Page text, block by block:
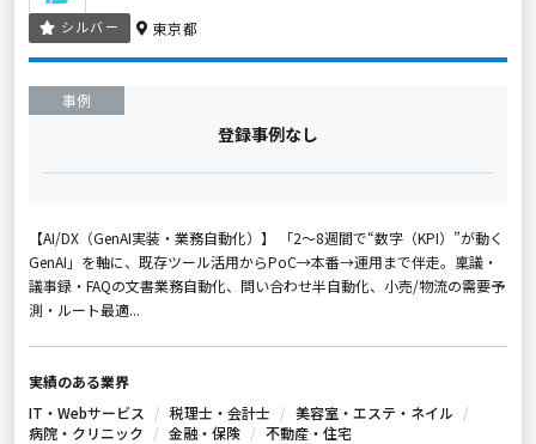
シルバー 東京都
事例
登録事例なし
【AI/DX（GenAI実装・業務自動化）】 「2〜8週間で“数字（KPI）”が動く
GenAI」を軸に、既存ツール活用からPoC→本番→運用まで伴走。稟議・
議事録・FAQの文書業務自動化、問い合わせ半自動化、小売/物流の需要予
測・ルート最適...
実績のある業界
IT・Webサービス
税理士・会計士
美容室・エステ・ネイル
病院・クリニック
金融・保険 不動産・住宅